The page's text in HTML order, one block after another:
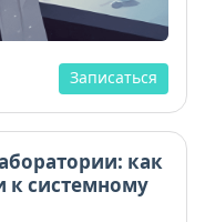
Записаться
как
к системному